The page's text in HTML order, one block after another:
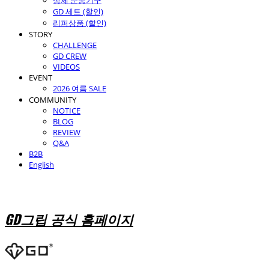
GD 세트 (할인)
리퍼상품 (할인)
STORY
CHALLENGE
GD CREW
VIDEOS
EVENT
2026 여름 SALE
COMMUNITY
NOTICE
BLOG
REVIEW
Q&A
B2B
English
GD그립 공식 홈페이지